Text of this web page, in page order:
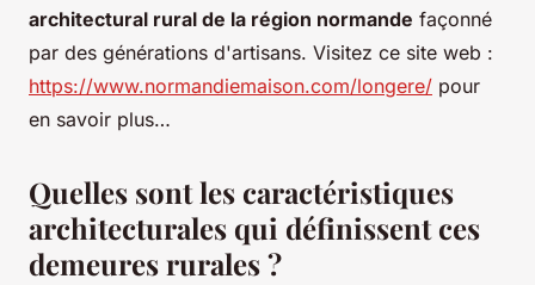
architectural rural de la région normande façonné
par des générations d'artisans. Visitez ce site web :
https://www.normandiemaison.com/longere/ pour
en savoir plus…
Quelles sont les caractéristiques
architecturales qui définissent ces
demeures rurales ?